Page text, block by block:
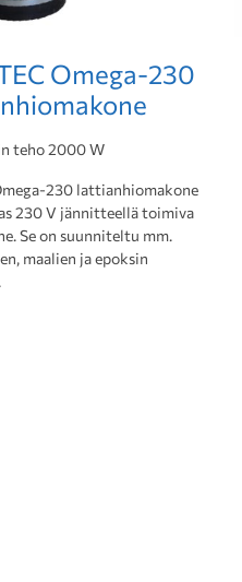
Omega-230
teho 2000 W
230 lattianhiomakone
230 V jännitteellä toimiva
Se on suunniteltu mm.
maalien ja epoksin